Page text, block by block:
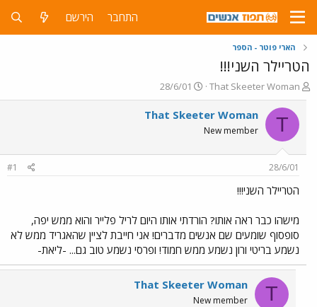
התחבר הירשם
הארי פוטר - הספר
הטריילר השני!!!
פ
ו
ת
ח
ה
ש
א
That Skeeter Woman
פ
ו
ר
28/6/01
T
That Skeeter Woman
New member
28/6/01
#1
הטריילר השני!!!
מישהו כבר ראה אותו? הורדתי אותו היום לריל פלייר והוא ממש יפה,
סופסוף שומעים שם אנשים מדברים! אני חייבת לציין שהאגריד ממש לא
נשמע בריטי ורון נשמע ממש חמוד! ופרסי נשמע טוב גם... -ליאת-
T
That Skeeter Woman
New member